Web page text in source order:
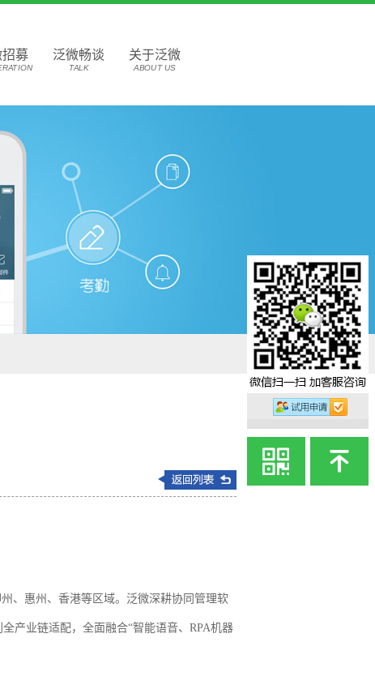
招募 泛微畅谈
TALK
关于泛微
ABOUT US
、惠州、香港等区域。泛微深耕协同管理软
产业链适配，全面融合“智能语音、RPA机器